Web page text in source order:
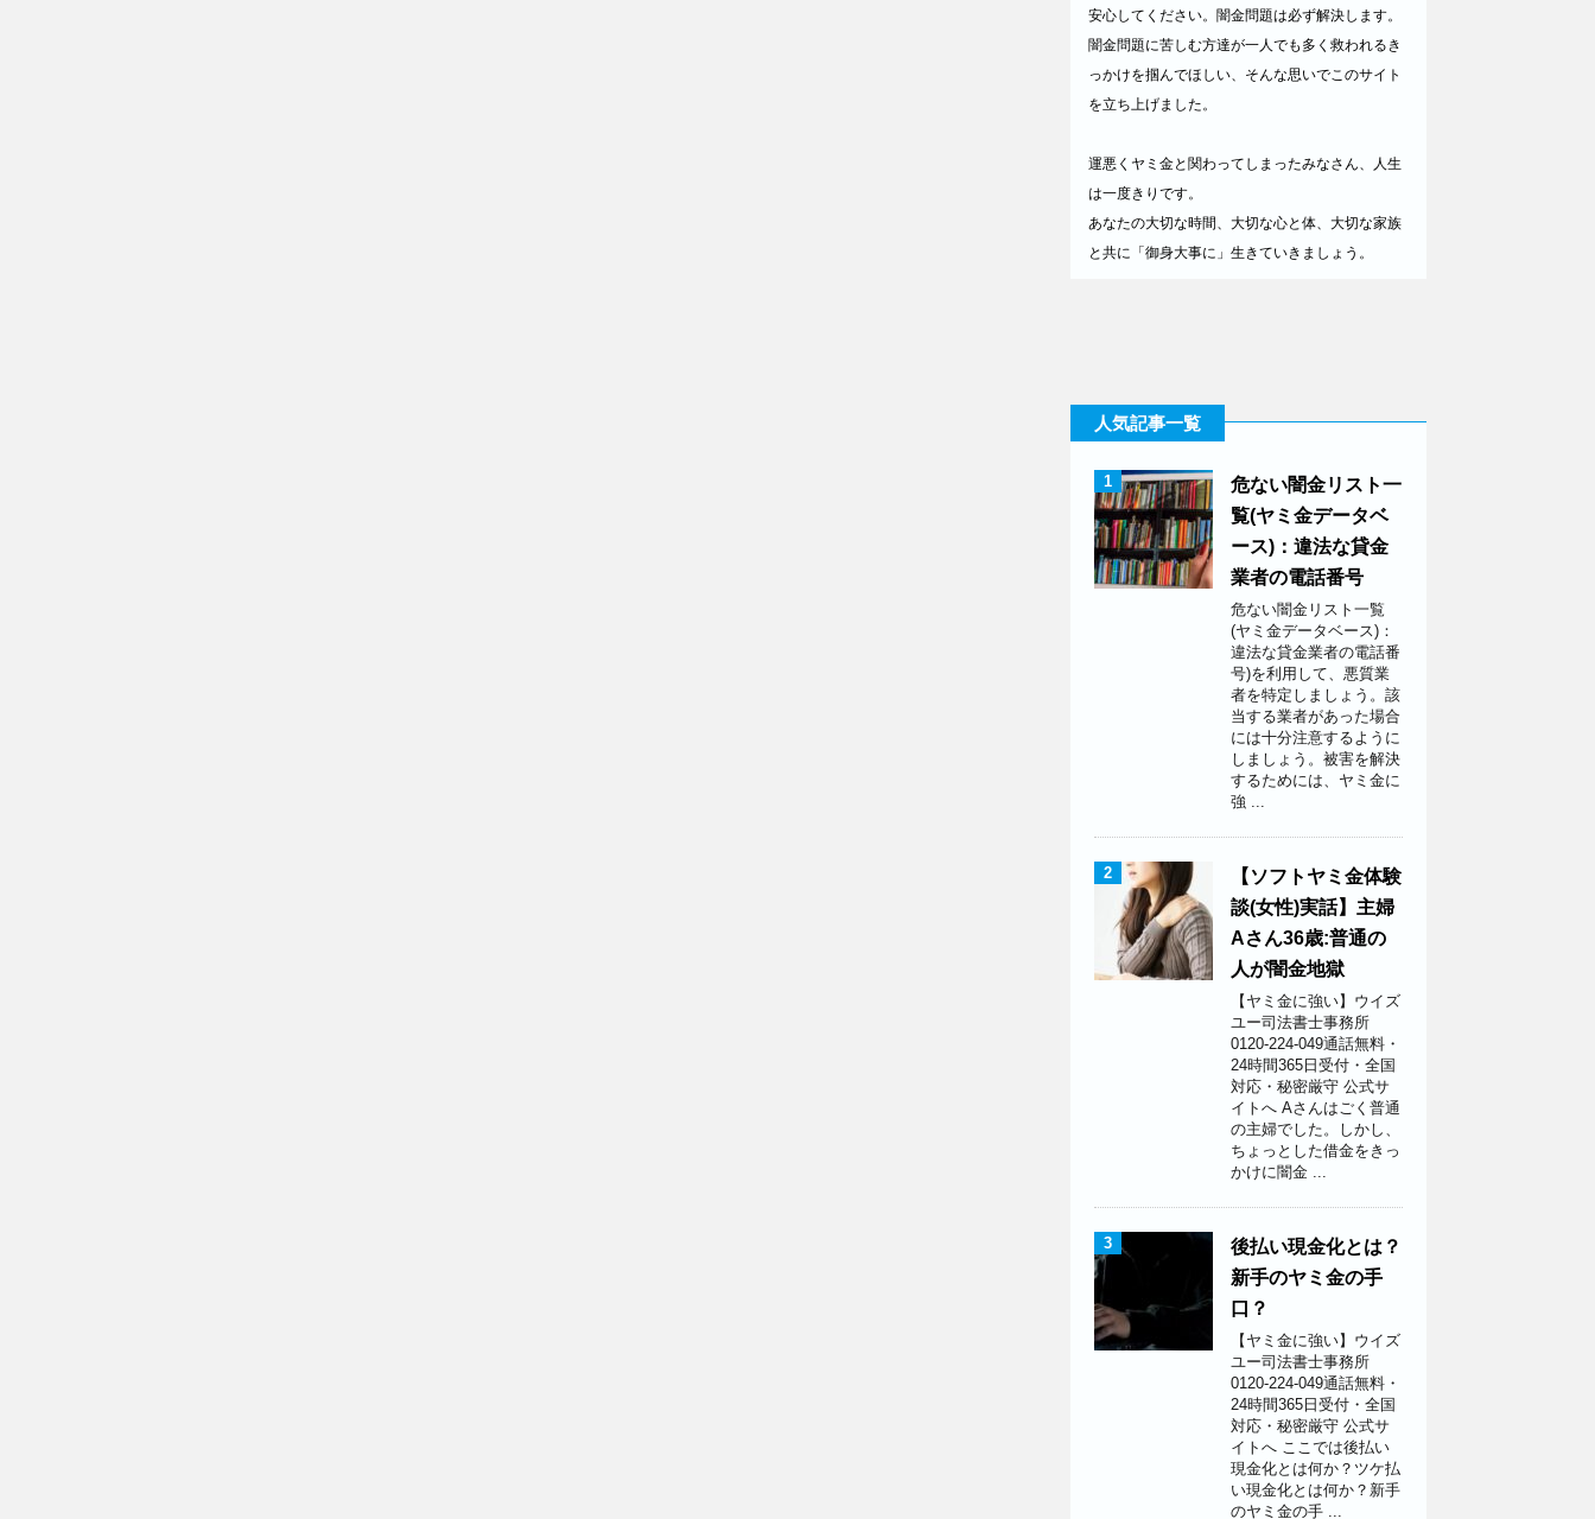
安心してください。闇金問題は必ず解決します。
闇金問題に苦しむ方達が一人でも多く救われるき
っかけを掴んでほしい、そんな思いでこのサイト
を立ち上げました。
運悪くヤミ金と関わってしまったみなさん、人生
は一度きりです。
あなたの大切な時間、大切な心と体、大切な家族
と共に「御身大事に」生きていきましょう。
人気記事一覧
1
危ない闇金リスト一
覧(ヤミ金データベ
ース)：違法な貸金
業者の電話番号
危ない闇金リスト一覧
(ヤミ金データベース)：
違法な貸金業者の電話番
号)を利用して、悪質業
者を特定しましょう。該
当する業者があった場合
には十分注意するように
しましょう。被害を解決
するためには、ヤミ金に
強 ...
2
【ソフトヤミ金体験
談(女性)実話】主婦
Aさん36歳:普通の
人が闇金地獄
【ヤミ金に強い】ウイズ
ユー司法書士事務所
0120-224-049通話無料・
24時間365日受付・全国
対応・秘密厳守 公式サ
イトへ Aさんはごく普通
の主婦でした。しかし、
ちょっとした借金をきっ
かけに闇金 ...
3
後払い現金化とは？
新手のヤミ金の手
口？
【ヤミ金に強い】ウイズ
ユー司法書士事務所
0120-224-049通話無料・
24時間365日受付・全国
対応・秘密厳守 公式サ
イトへ ここでは後払い
現金化とは何か？ツケ払
い現金化とは何か？新手
のヤミ金の手 ...